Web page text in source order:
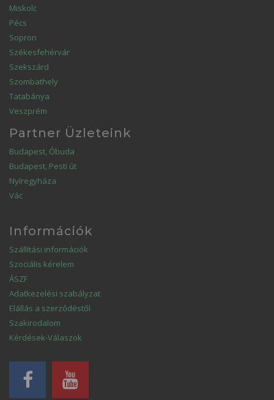
Miskolc
Pécs
Sopron
Székesfehérvár
Szekszárd
Szombathely
Tatabánya
Veszprém
Partner Üzleteink
Budapest, Óbuda
Budapest, Pesti út
Nyíregyháza
Vác
Információk
Szállítási információk
Szociális kérelem
ÁSZF
Adatkezelési szabályzat
Elállás a szerződéstől
Szakirodalom
Kérdések-Válaszok